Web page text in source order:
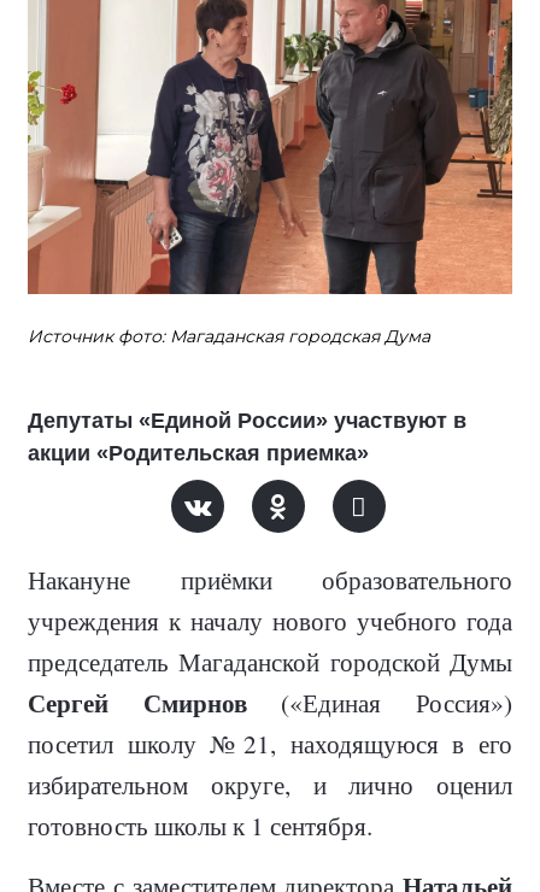
Источник фото: Магаданская городская Дума
Депутаты «Единой России» участвуют в
акции «Родительская приемка»
Накануне приёмки образовательного
учреждения к началу нового учебного года
председатель Магаданской городской Думы
Сергей Смирнов(«Единая Россия»)
посетил школу №21, находящуюся в его
избирательном округе, и лично оценил
готовность школы к 1 сентября.